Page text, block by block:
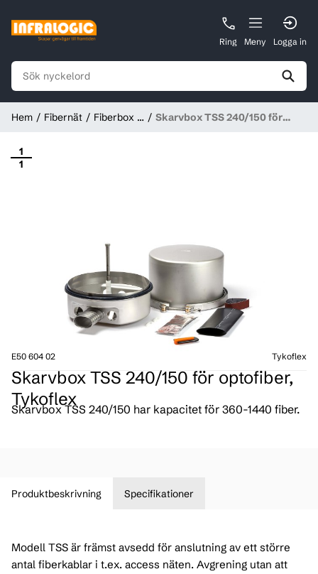
Ring Meny Logga in
Hem Fibernät
Fiberbox &
Skarvbox TSS 240/150 för
1
1
E50 604 02 Tykoflex
Skarvbox TSS 240/150 för optofiber,
Tykoflex
Skarvbox TSS 240/150 har kapacitet för 360-1440 fiber.
Produktbeskrivning Specifikationer
Modell TSS är främst avsedd för anslutning av ett större
antal fiberkablar i t.ex. access näten. Avgrening utan att